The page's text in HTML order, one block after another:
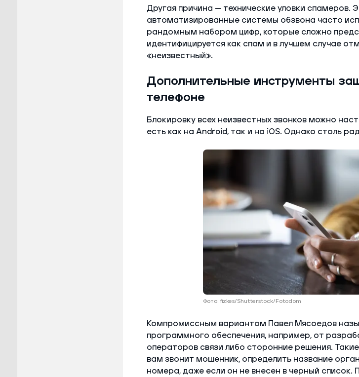
Другая причина — технические уловки спамеров.
автоматизированные системы обзвона часто
рандомным набором цифр, которые сложно
идентифицируется как спам и в лучшем случае
«неизвестный».
Дополнительные инструменты
телефоне
Блокировку всех неизвестных звонков можно
есть как на Android, так и на iOS. Однако столь
Фото: fizkes/Shutterstock/Fotodom
Компромиссным вариантом Павел Мясоедов
программного обеспечения, например, от
операторов связи либо сторонние решения.
вам звонит мошенник, определить название
номера, даже если он не внесен в черный